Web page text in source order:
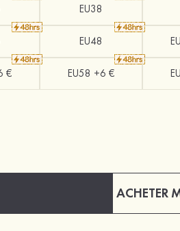
EU38
EU48
€ EU58 +6 €
ACHETER